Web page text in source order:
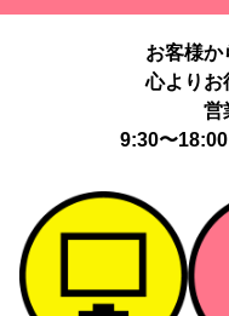
お客様か
心よりお
営
9:30〜18:00